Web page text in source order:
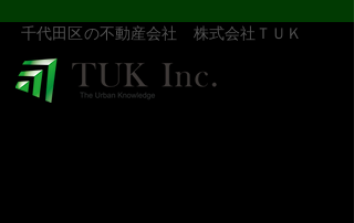
​千代田区の不動産会社 株式会社ＴＵＫ